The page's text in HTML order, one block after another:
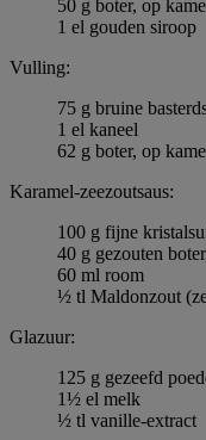
50 g boter, op
1 el gouden siroop
Vulling:
75 g bruine
1 el kaneel
62 g boter, op
Karamel-zeezoutsaus:
100 g fijne
40 g gezouten
60 ml room
½ tl Maldonzout
Glazuur:
125 g gezeefd
1½ el melk
½ tl vanille-extract